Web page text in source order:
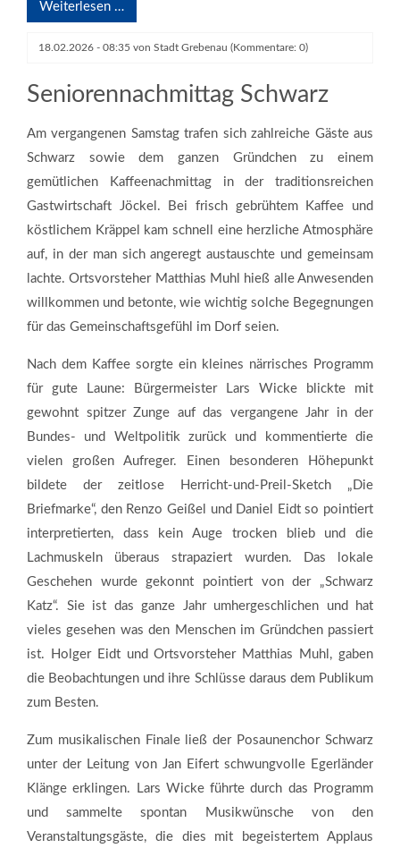
Weiterlesen …
18.02.2026 - 08:35 von Stadt Grebenau (Kommentare: 0)
Seniorennachmittag Schwarz
Am vergangenen Samstag trafen sich zahlreiche Gäste aus
Schwarz sowie dem ganzen Gründchen zu einem
gemütlichen Kaffeenachmittag in der traditionsreichen
Gastwirtschaft Jöckel. Bei frisch gebrühtem Kaffee und
köstlichem Kräppel kam schnell eine herzliche Atmosphäre
auf, in der man sich angeregt austauschte und gemeinsam
lachte. Ortsvorsteher Matthias Muhl hieß alle Anwesenden
willkommen und betonte, wie wichtig solche Begegnungen
für das Gemeinschaftsgefühl im Dorf seien.
Nach dem Kaffee sorgte ein kleines närrisches Programm
für gute Laune: Bürgermeister Lars Wicke blickte mit
gewohnt spitzer Zunge auf das vergangene Jahr in der
Bundes- und Weltpolitik zurück und kommentierte die
vielen großen Aufreger. Einen besonderen Höhepunkt
bildete der zeitlose Herricht-und-Preil-Sketch „Die
Briefmarke“, den Renzo Geißel und Daniel Eidt so pointiert
interpretierten, dass kein Auge trocken blieb und die
Lachmuskeln überaus strapaziert wurden. Das lokale
Geschehen wurde gekonnt pointiert von der „Schwarz
Katz“. Sie ist das ganze Jahr umhergeschlichen und hat
vieles gesehen was den Menschen im Gründchen passiert
ist. Holger Eidt und Ortsvorsteher Matthias Muhl, gaben
die Beobachtungen und ihre Schlüsse daraus dem Publikum
zum Besten.
Zum musikalischen Finale ließ der Posaunenchor Schwarz
unter der Leitung von Jan Eifert schwungvolle Egerländer
Klänge erklingen. Lars Wicke führte durch das Programm
und sammelte spontan Musikwünsche von den
Veranstaltungsgäste, die dies mit begeistertem Applaus